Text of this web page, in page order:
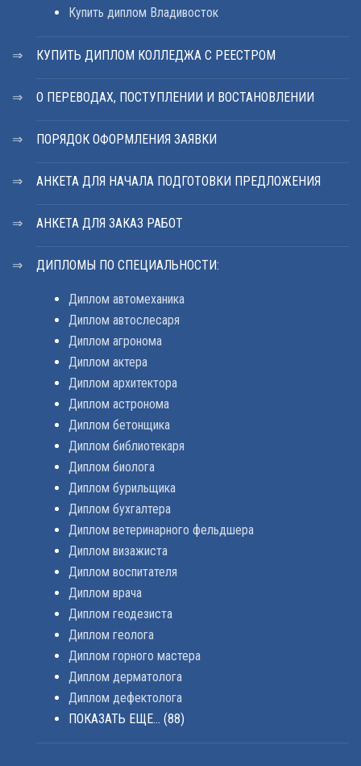
Купить диплом Владивосток
КУПИТЬ ДИПЛОМ КОЛЛЕДЖА С РЕЕСТРОМ
О ПЕРЕВОДАХ, ПОСТУПЛЕНИИ И ВОСТАНОВЛЕНИИ
ПОРЯДОК ОФОРМЛЕНИЯ ЗАЯВКИ
АНКЕТА ДЛЯ НАЧАЛА ПОДГОТОВКИ ПРЕДЛОЖЕНИЯ
АНКЕТА ДЛЯ ЗАКАЗ РАБОТ
ДИПЛОМЫ ПО СПЕЦИАЛЬНОСТИ:
Диплом автомеханика
Диплом автослесаря
Диплом агронома
Диплом актера
Диплом архитектора
Диплом астронома
Диплом бетонщика
Диплом библиотекаря
Диплом биолога
Диплом бурильщика
Диплом бухгалтера
Диплом ветеринарного фельдшера
Диплом визажиста
Диплом воспитателя
Диплом врача
Диплом геодезиста
Диплом геолога
Диплом горного мастера
Диплом дерматолога
Диплом дефектолога
ПОКАЗАТЬ ЕЩЕ... (88)